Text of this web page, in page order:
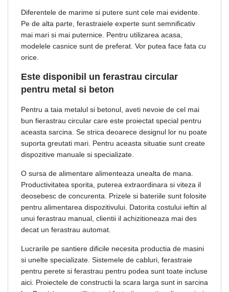
Diferentele de marime si putere sunt cele mai evidente.
Pe de alta parte, ferastraiele experte sunt semnificativ
mai mari si mai puternice. Pentru utilizarea acasa,
modelele casnice sunt de preferat. Vor putea face fata cu
orice.
Este disponibil un ferastrau circular
pentru metal si beton
Pentru a taia metalul si betonul, aveti nevoie de cel mai
bun fierastrau circular care este proiectat special pentru
aceasta sarcina. Se strica deoarece designul lor nu poate
suporta greutati mari. Pentru aceasta situatie sunt create
dispozitive manuale si specializate.
O sursa de alimentare alimenteaza unealta de mana.
Productivitatea sporita, puterea extraordinara si viteza il
deosebesc de concurenta. Prizele si bateriile sunt folosite
pentru alimentarea dispozitivului. Datorita costului ieftin al
unui ferastrau manual, clientii il achizitioneaza mai des
decat un ferastrau automat.
Lucrarile pe santiere dificile necesita productia de masini
si unelte specializate. Sistemele de cabluri, ferastraie
pentru perete si ferastrau pentru podea sunt toate incluse
aici. Proiectele de constructii la scara larga sunt in sarcina